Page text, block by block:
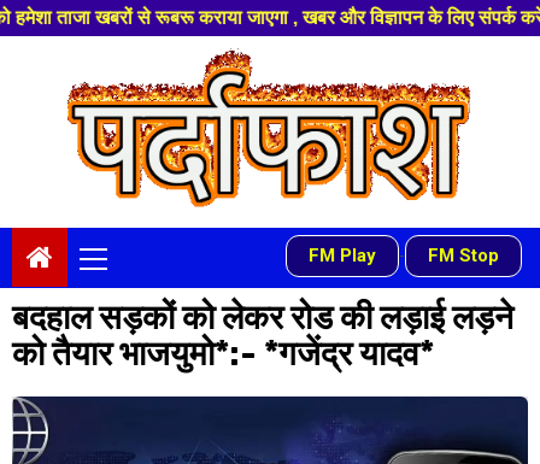
से रूबरू कराया जाएगा , खबर और विज्ञापन के लिए संपर्क करे +91
Menu
FM Play - FM Stop
बदहाल सड़कों को लेकर रोड की लड़ाई लड़ने
को तैयार भाजयुमो*:- *गजेंद्र यादव*